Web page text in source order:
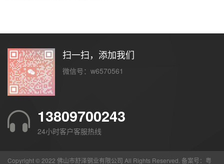
扫一扫，添加我们
微信号：w6570561
13809700243
24小时客户客服热线
Copyright © 2022 佛山市舒泽钢业有限公司 All Rights Reserved. 备案号： 粤